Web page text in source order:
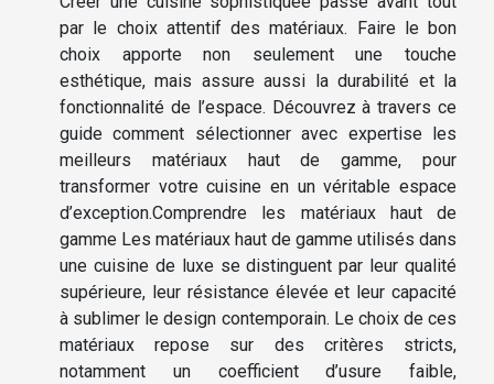
par le choix attentif des matériaux. Faire le bon
choix apporte non seulement une touche
esthétique, mais assure aussi la durabilité et la
fonctionnalité de l’espace. Découvrez à travers ce
guide comment sélectionner avec expertise les
meilleurs matériaux haut de gamme, pour
transformer votre cuisine en un véritable espace
d’exception.Comprendre les matériaux haut de
gamme Les matériaux haut de gamme utilisés dans
une cuisine de luxe se distinguent par leur qualité
supérieure, leur résistance élevée et leur capacité
à sublimer le design contemporain. Le choix de ces
matériaux repose sur des critères stricts,
notamment un coefficient d’usure faible,